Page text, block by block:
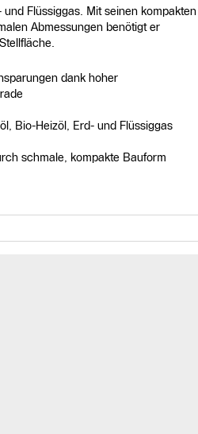
Flüssiggas. Mit seinen kompakten
Abmessungen benötigt er
dank hoher
Bio-Heizöl, Erd- und Flüssiggas
schmale, kompakte Bauform